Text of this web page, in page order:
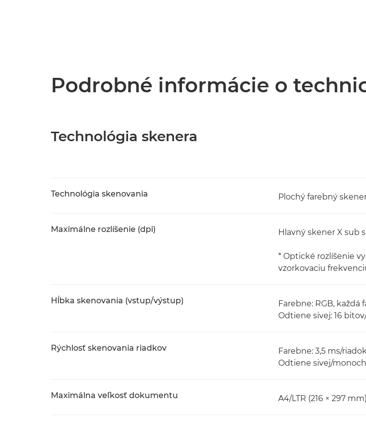
Podrobné informácie o
Technológia skenera
Technológia skenovania Plochý farebný
Maximálne rozlíšenie (dpi) Hlavný skener X sub
* Optické rozlíšenie
vzorkovaciu
Hĺbka skenovania (vstup/výstup)
Farebne: RGB, každá
Odtiene sivej: 16
Rýchlosť skenovania riadkov
Farebne: 3,5 ms/
Odtiene sivej/
Maximálna veľkosť dokumentu A4/LTR (216 × 297 mm)